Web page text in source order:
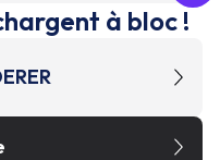
à bloc !